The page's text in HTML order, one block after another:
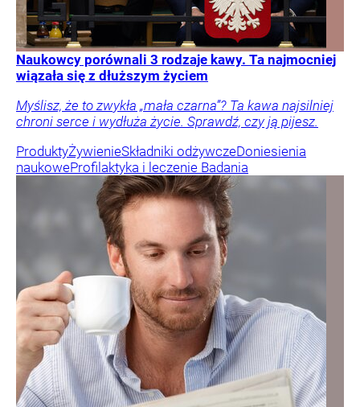
Naukowcy porównali 3 rodzaje kawy. Ta najmocniej
wiązała się z dłuższym życiem
Myślisz, że to zwykła „mała czarna”? Ta kawa najsilniej
chroni serce i wydłuża życie. Sprawdź, czy ją pijesz.
ProduktyŻywienieSkładniki odżywczeDoniesienia
naukoweProfilaktyka i leczenie Badania